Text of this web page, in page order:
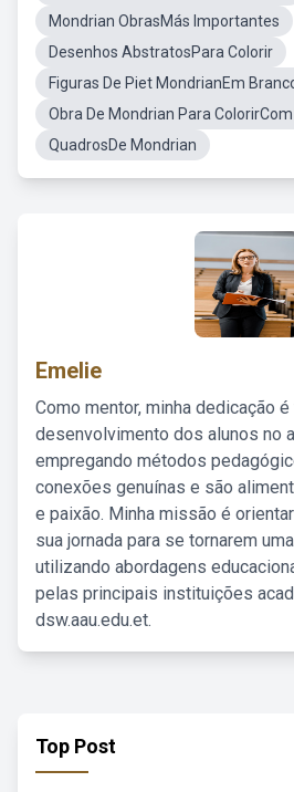
Mondrian ObrasMás Importantes
Desenhos AbstratosPara Colorir
Figuras De Piet MondrianEm
Obra De Mondrian Para
QuadrosDe Mondrian
Emelie
Como mentor, minha dedicação
desenvolvimento dos alunos no
empregando métodos
conexões genuínas e são
e paixão. Minha missão é
sua jornada para se tornarem
utilizando abordagens
pelas principais instituições
dsw.aau.edu.et.
Top Post